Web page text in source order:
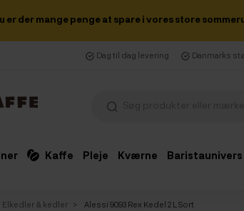
er der mange penge at spare i vores store
Dag til dag levering Danmarks
Kaffe Pleje Kværne Baristaunivers
Elkedler & kedler Alessi 9093 Rex Kedel 2 L Sort